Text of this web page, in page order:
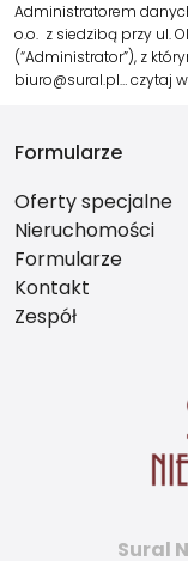
Administratorem
o.o. z siedzibą przy ul.
(“Administrator”), z
biuro@sural.pl…czytaj
Formularze
Oferty specjalne
Nieruchomości
Formularze
Kontakt
Zespół
Sural